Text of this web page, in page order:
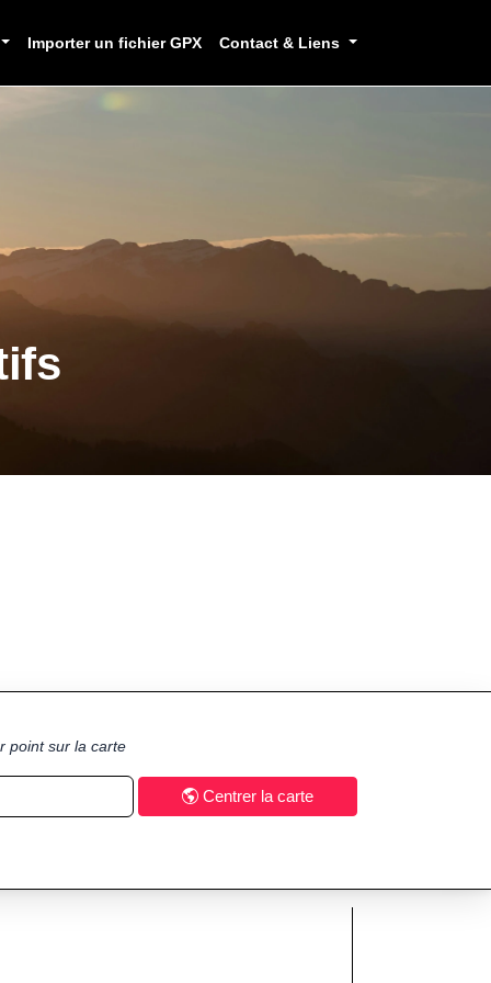
Importer un fichier GPX Contact & Liens
point sur la carte
Centrer la carte